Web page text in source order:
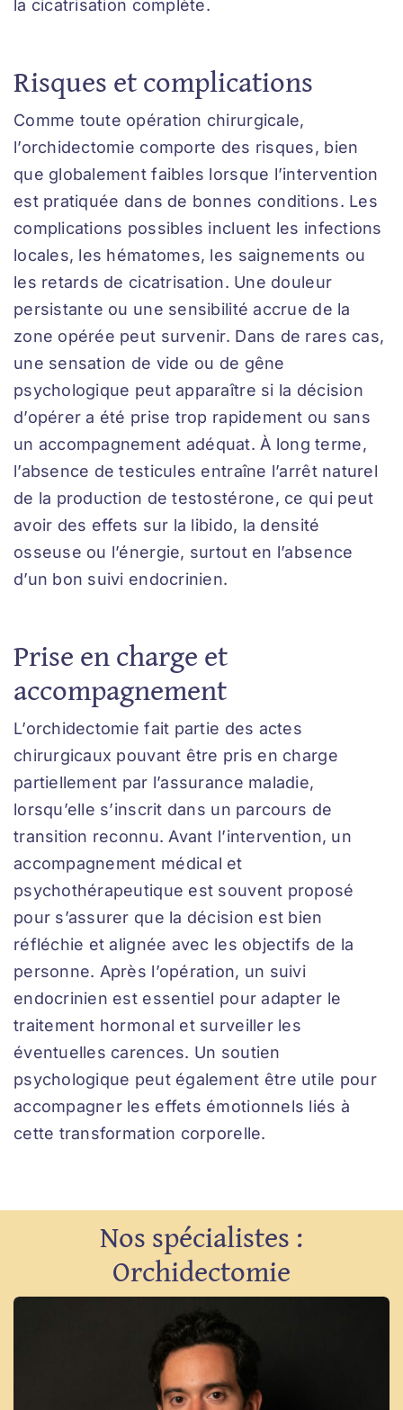
la cicatrisation complète.
Risques et complications
Comme toute opération chirurgicale,
l’orchidectomie comporte des risques, bien
que globalement faibles lorsque l’intervention
est pratiquée dans de bonnes conditions. Les
complications possibles incluent les infections
locales, les hématomes, les saignements ou
les retards de cicatrisation. Une douleur
persistante ou une sensibilité accrue de la
zone opérée peut survenir. Dans de rares cas,
une sensation de vide ou de gêne
psychologique peut apparaître si la décision
d’opérer a été prise trop rapidement ou sans
un accompagnement adéquat. À long terme,
l’absence de testicules entraîne l’arrêt naturel
de la production de testostérone, ce qui peut
avoir des effets sur la libido, la densité
osseuse ou l’énergie, surtout en l’absence
d’un bon suivi endocrinien.
Prise en charge et
accompagnement
L’orchidectomie fait partie des actes
chirurgicaux pouvant être pris en charge
partiellement par l’assurance maladie,
lorsqu’elle s’inscrit dans un parcours de
transition reconnu. Avant l’intervention, un
accompagnement médical et
psychothérapeutique est souvent proposé
pour s’assurer que la décision est bien
réfléchie et alignée avec les objectifs de la
personne. Après l’opération, un suivi
endocrinien est essentiel pour adapter le
traitement hormonal et surveiller les
éventuelles carences. Un soutien
psychologique peut également être utile pour
accompagner les effets émotionnels liés à
cette transformation corporelle.
Nos spécialistes :
Orchidectomie